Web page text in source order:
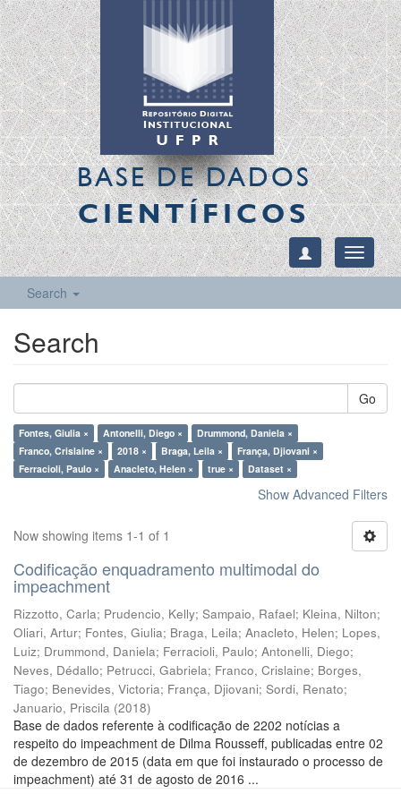
BASE DE DADOS
CIENTÍFICOS
Toggle
Search
Search
Go
Fontes, Giulia × Antonelli, Diego ×
Drummond, Daniela ×
Franco, Crislaine ×
2018 × Braga, Leila ×
França, Djiovani ×
Ferracioli, Paulo ×
Anacleto, Helen × true × Dataset ×
Show Advanced Filters
Now showing items 1-1 of 1
Codificação enquadramento multimodal do
impeachment
Rizzotto, Carla; Prudencio, Kelly; Sampaio, Rafael; Kleina, Nilton;
Oliari, Artur; Fontes, Giulia; Braga, Leila; Anacleto, Helen; Lopes,
Luiz; Drummond, Daniela; Ferracioli, Paulo; Antonelli, Diego;
Neves, Dédallo; Petrucci, Gabriela; Franco, Crislaine; Borges,
Tiago; Benevides, Victoria; França, Djiovani; Sordi, Renato;
Januario, Priscila (2018)
Base de dados referente à codificação de 2202 notícias a
respeito do impeachment de Dilma Rousseff, publicadas entre 02
de dezembro de 2015 (data em que foi instaurado o processo de
impeachment) até 31 de agosto de 2016 ...